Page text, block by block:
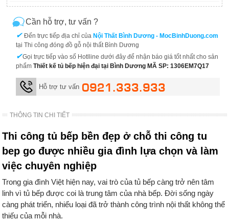
Cần hỗ trợ, tư vấn ?
✔Đến trực tiếp địa chỉ của Nội Thất Bình Dương - MocBinhDuong.com
tại Thi công đóng đồ gỗ nội thất Bình Dương
✔Gọi trực tiếp vào số Hotlline dưới đây để nhận báo giá tốt nhất cho sản
phẩm Thiết kế tủ bếp hiện đại tại Bình Dương MÃ SP: 1306EM7Q17
Hỗ trợ tư vấn 0921.333.933
THÔNG TIN CHI TIẾT
Thi công tủ bếp bền đẹp ở chỗ thi công tu
bep go được nhiều gia đình lựa chọn và làm
việc chuyên nghiệp
Trong gia đình Việt hiện nay, vai trò của tủ bếp càng trở nên tâm
linh vì tủ bếp được coi là trung tâm của nhà bếp. Đời sống ngày
càng phát triển, nhiểu loại đã trở thành công trình nội thất không thể
thiếu của mỗi nhà.